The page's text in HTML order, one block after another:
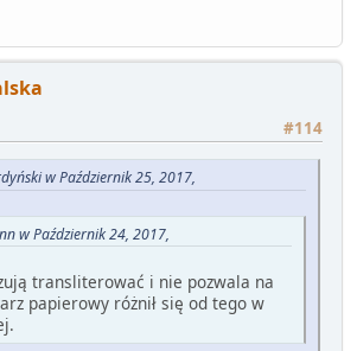
#114
w Październik 25, 2017,
w Październik 24, 2017,
transliterować i nie pozwala na
papierowy różnił się od tego w